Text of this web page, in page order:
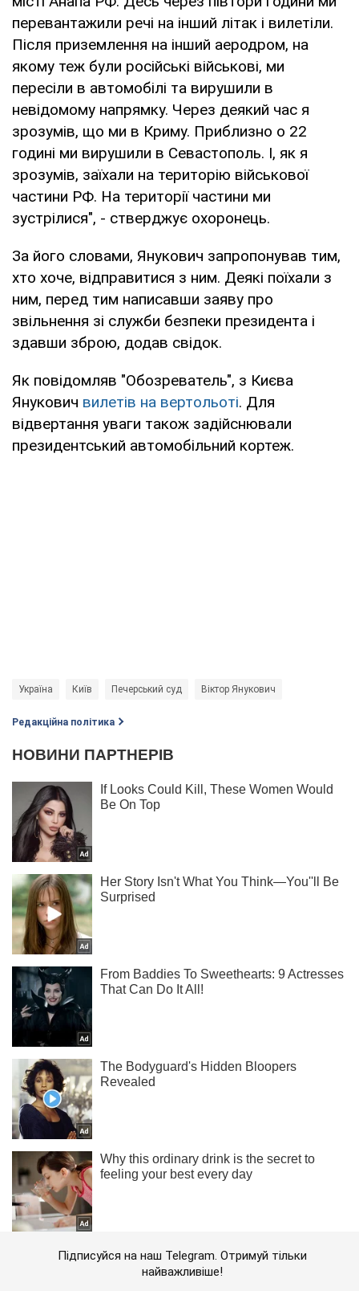
перевантажили речі на інший літак і вилетіли.
Після приземлення на інший аеродром, на
якому теж були російські військові, ми
пересіли в автомобілі та вирушили в
невідомому напрямку. Через деякий час я
зрозумів, що ми в Криму. Приблизно о 22
годині ми вирушили в Севастополь. І, як я
зрозумів, заїхали на територію військової
частини РФ. На території частини ми
зустрілися", - стверджує охоронець.
За його словами, Янукович запропонував тим,
хто хоче, відправитися з ним. Деякі поїхали з
ним, перед тим написавши заяву про
звільнення зі служби безпеки президента і
здавши зброю, додав свідок.
Як повідомляв "Обозреватель", з Києва
Янукович вилетів на вертольоті. Для
відвертання уваги також задійснювали
президентський автомобільний кортеж.
Україна Київ Печерський суд Віктор Янукович
Редакційна політика
Підписуйся на наш Telegram. Отримуй тільки
найважливіше!